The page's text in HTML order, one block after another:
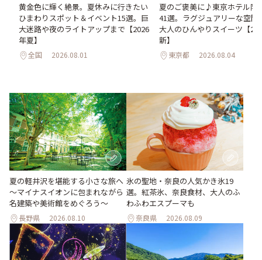
黄金色に輝く絶景。夏休みに行きたい
ひまわりスポット＆イベント15選。巨
大迷路や夜のライトアップまで【2026
年夏】
全国 2026.08.01
夏のご褒美に♪東京ホテル限
41選。ラグジュアリーな空間
大人のひんやりスイーツ【
新】
東京都 2026.08.04
夏の軽井沢を堪能する小さな旅へ
～マイナスイオンに包まれながら
名建築や美術館をめぐろう～
長野県 2026.08.10
氷の聖地・奈良の人気かき氷19
選。紅茶氷、奈良食材、大人のふ
わふわエスプーマも
奈良県 2026.08.09